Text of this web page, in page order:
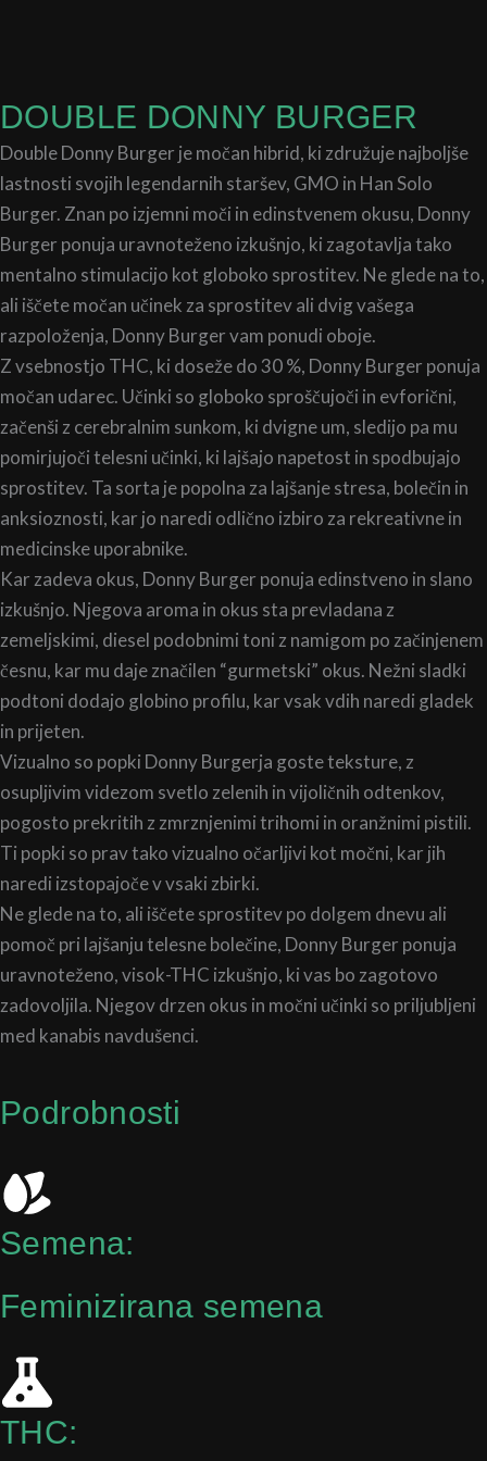
DOUBLE DONNY BURGER
Double Donny Burger je močan hibrid, ki združuje najboljše
lastnosti svojih legendarnih staršev, GMO in Han Solo
Burger. Znan po izjemni moči in edinstvenem okusu, Donny
Burger ponuja uravnoteženo izkušnjo, ki zagotavlja tako
mentalno stimulacijo kot globoko sprostitev. Ne glede na to,
ali iščete močan učinek za sprostitev ali dvig vašega
razpoloženja, Donny Burger vam ponudi oboje.
Z vsebnostjo THC, ki doseže do 30 %, Donny Burger ponuja
močan udarec. Učinki so globoko sproščujoči in evforični,
začenši z cerebralnim sunkom, ki dvigne um, sledijo pa mu
pomirjujoči telesni učinki, ki lajšajo napetost in spodbujajo
sprostitev. Ta sorta je popolna za lajšanje stresa, bolečin in
anksioznosti, kar jo naredi odlično izbiro za rekreativne in
medicinske uporabnike.
Kar zadeva okus, Donny Burger ponuja edinstveno in slano
izkušnjo. Njegova aroma in okus sta prevladana z
zemeljskimi, diesel podobnimi toni z namigom po začinjenem
česnu, kar mu daje značilen “gurmetski” okus. Nežni sladki
podtoni dodajo globino profilu, kar vsak vdih naredi gladek
in prijeten.
Vizualno so popki Donny Burgerja goste teksture, z
osupljivim videzom svetlo zelenih in vijoličnih odtenkov,
pogosto prekritih z zmrznjenimi trihomi in oranžnimi pistili.
Ti popki so prav tako vizualno očarljivi kot močni, kar jih
naredi izstopajoče v vsaki zbirki.
Ne glede na to, ali iščete sprostitev po dolgem dnevu ali
pomoč pri lajšanju telesne bolečine, Donny Burger ponuja
uravnoteženo, visok-THC izkušnjo, ki vas bo zagotovo
zadovoljila. Njegov drzen okus in močni učinki so priljubljeni
med kanabis navdušenci.
Podrobnosti
Semena:
Feminizirana semena
THC: